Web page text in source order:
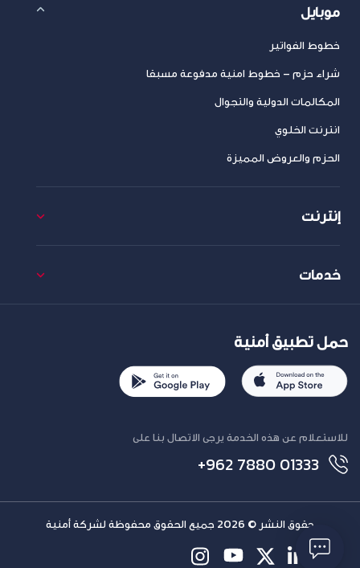
موبايل
خطوط الفواتير
شراء حزم – خطوط امنية مدفوعة مسبقا
المكالمات الدولية والتجوال
انترنت الخلوي
الحزم والعروض المميزة
إنترنت
خدمات
حمل تطبيق أمنية
للاستعلام عن هذه الخدمة يرجى الاتصال بنا على
+962 7880 01333
حقوق النشر © 2026 جميع الحقوق محفوظة لشركة أمنية